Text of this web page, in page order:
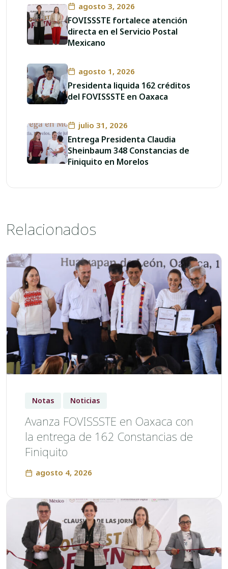
agosto 3, 2026
FOVISSSTE fortalece atención
directa en el Servicio Postal
Mexicano
agosto 1, 2026
Presidenta liquida 162 créditos
del FOVISSSTE en Oaxaca
julio 31, 2026
Entrega Presidenta Claudia
Sheinbaum 348 Constancias de
Finiquito en Morelos
Relacionados
Notas Noticias
Avanza FOVISSSTE en Oaxaca con
la entrega de 162 Constancias de
Finiquito
agosto 4, 2026